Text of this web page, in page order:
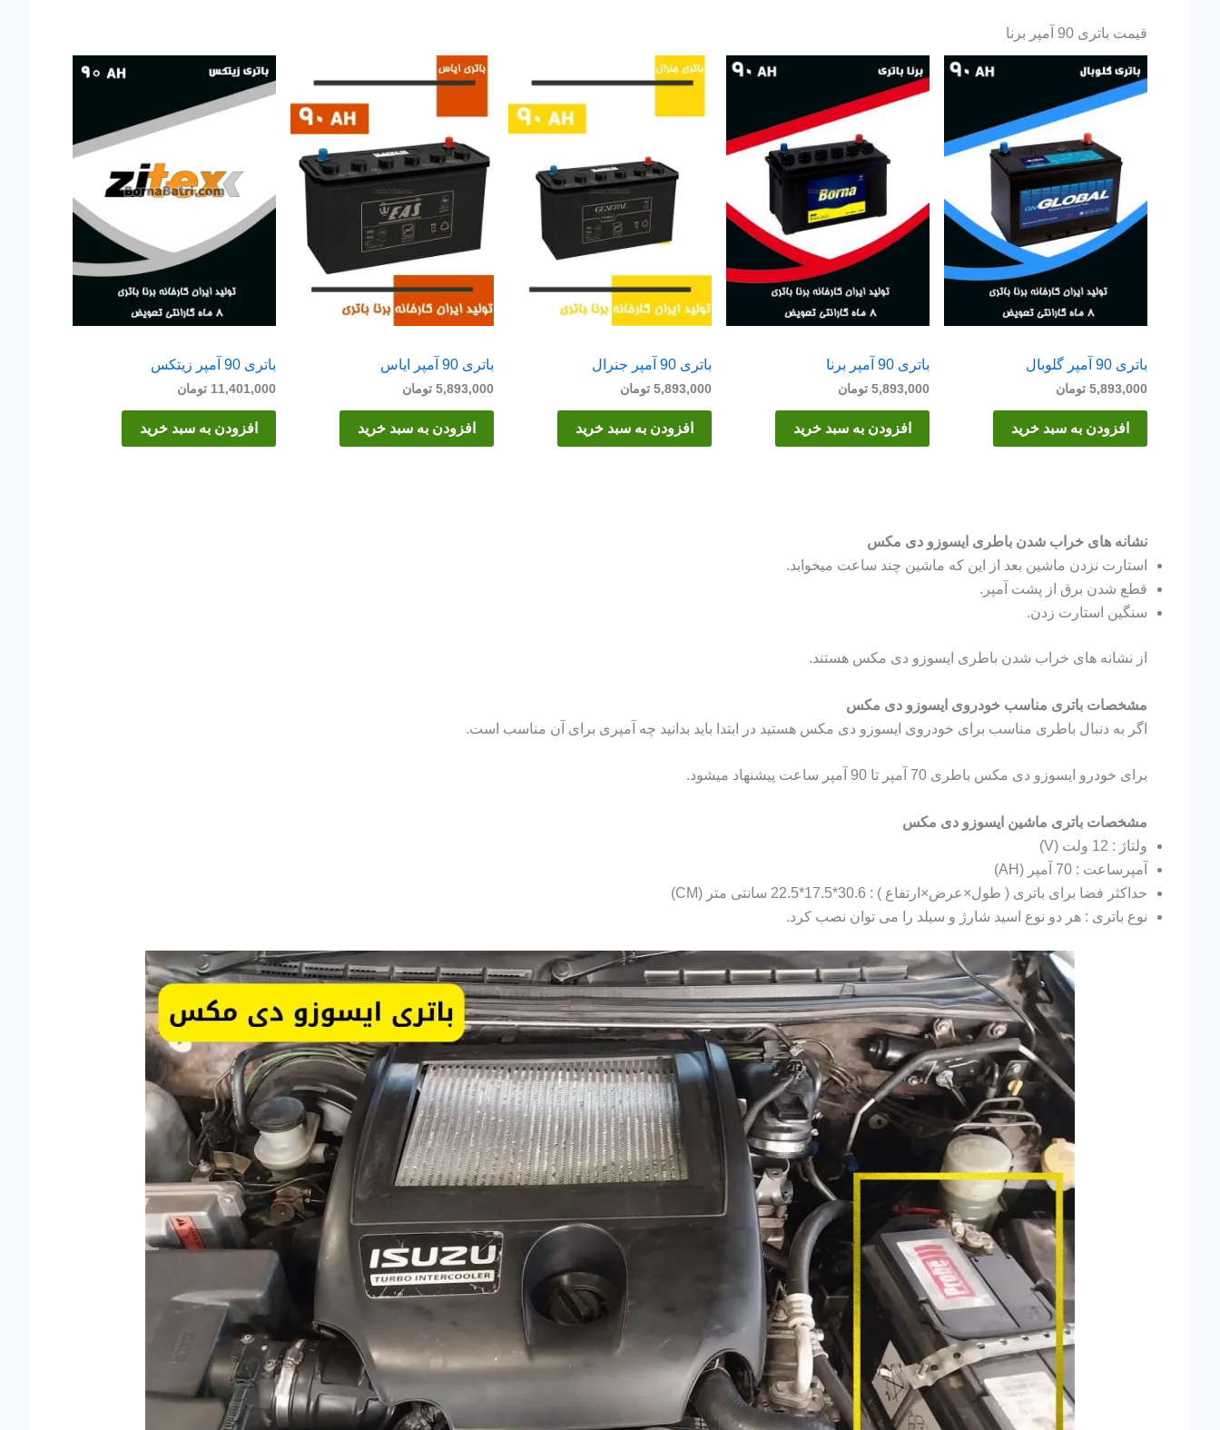
قیمت باتری 90 آمپر برنا
باتری 90 آمپر گلوبال
5,893,000 تومان
افزودن به سبد خرید
باتری 90 آمپر برنا
5,893,000 تومان
افزودن به سبد خرید
باتری 90 آمپر جنرال
5,893,000 تومان
افزودن به سبد خرید
باتری 90 آمپر ایاس
5,893,000 تومان
افزودن به سبد خرید
باتری 90 آمپر زیتکس
11,401,000 تومان
افزودن به سبد خرید
نشانه های خراب شدن باطری ایسوزو دی مکس
استارت نزدن ماشین بعد از این که ماشین چند ساعت میخوابد.
قطع شدن برق از پشت آمپر.
سنگین استارت زدن.
از نشانه های خراب شدن باطری ایسوزو دی مکس هستند.
مشخصات باتری مناسب خودروی ایسوزو دی مکس
اگر به دنبال باطری مناسب برای خودروی ایسوزو دی مکس هستید در ابتدا باید بدانید چه آمپری برای آن مناسب است.
برای خودرو ایسوزو دی مکس باطری 70 آمپر تا 90 آمپر ساعت پیشنهاد میشود.
مشخصات باتری ماشین ایسوزو دی مکس
ولتاژ : 12 ولت (V)
آمپرساعت : 70 آمپر (AH)
حداکثر فضا برای باتری ( طول×عرض×ارتفاع ) : 30.6*17.5*22.5 سانتی متر (CM)
نوع باتری : هر دو نوع اسید شارژ و سیلد را می توان نصب کرد.